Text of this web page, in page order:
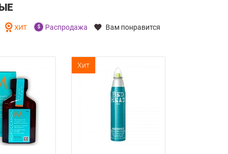
ХИТ Распродажа Вам понравится
Хит